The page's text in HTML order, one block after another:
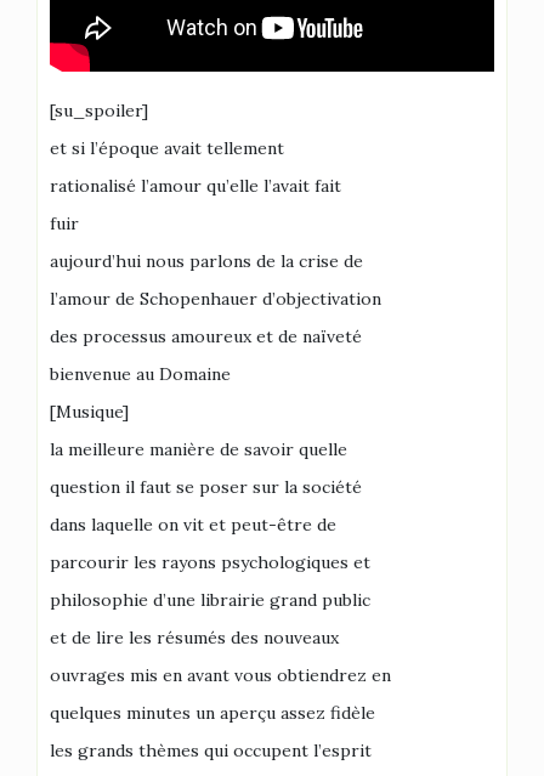
[su_spoiler]
et si l’époque avait tellement
rationalisé l’amour qu’elle l’avait fait
fuir
aujourd’hui nous parlons de la crise de
l’amour de Schopenhauer d’objectivation
des processus amoureux et de naïveté
bienvenue au Domaine
[Musique]
la meilleure manière de savoir quelle
question il faut se poser sur la société
dans laquelle on vit et peut-être de
parcourir les rayons psychologiques et
philosophie d’une librairie grand public
et de lire les résumés des nouveaux
ouvrages mis en avant vous obtiendrez en
quelques minutes un aperçu assez fidèle
les grands thèmes qui occupent l’esprit